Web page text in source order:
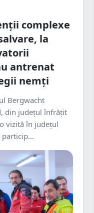
complexe
la
antrenat
nemți
Bergwacht
din județul înfrățit
vizită în județul
particip...